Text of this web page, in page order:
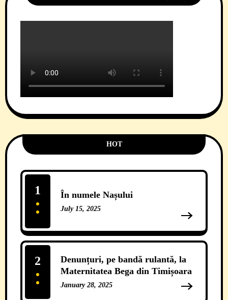
HOT
În numele Nașului
July 15, 2025
1
Denunțuri, pe bandă rulantă, la
Maternitatea Bega din Timișoara
January 28, 2025
2